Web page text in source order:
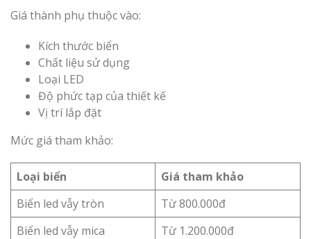
Giá thành phụ thuộc vào:
Kích thước biển
Chất liệu sử dụng
Loại LED
Độ phức tạp của thiết kế
Vị trí lắp đặt
Mức giá tham khảo:
Loại biển
Giá tham khảo
Biển led vẫy tròn
Từ 800.000đ
Biển led vẫy mica
Từ 1.200.000đ